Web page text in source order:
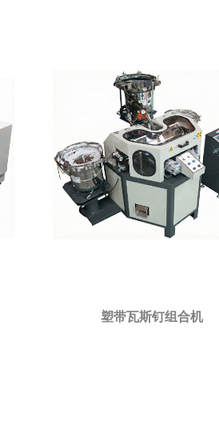
塑带瓦斯钉组合机